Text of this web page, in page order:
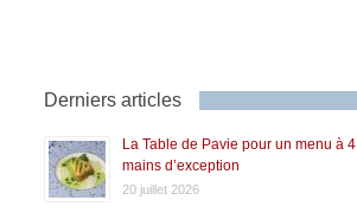
Derniers articles
La Table de Pavie pour un menu à 4
mains d’exception
20 juillet 2026